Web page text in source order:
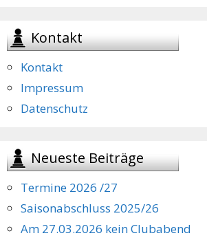
Kontakt
Kontakt
Impressum
Datenschutz
Neueste Beiträge
Termine 2026 /27
Saisonabschluss 2025/26
Am 27.03.2026 kein Clubabend